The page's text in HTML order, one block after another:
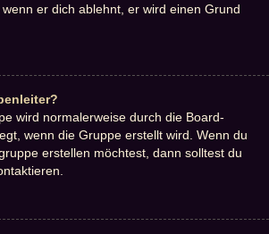
er dich ablehnt, er wird einen Grund
wird normalerweise durch die Board-
wenn die Gruppe erstellt wird. Wenn du
erstellen möchtest, dann solltest du